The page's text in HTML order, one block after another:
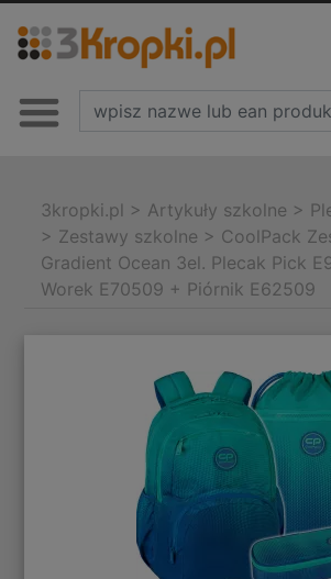
3kropki.pl > Artykuły szkolne >
> Zestawy szkolne > CoolPack
Gradient Ocean 3el. Plecak Pick
Worek E70509 + Piórnik E62509